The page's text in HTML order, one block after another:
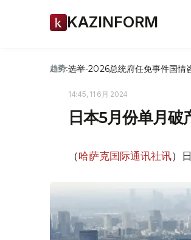
KAZINFORM
趋势:选举-2026总统府任免事件国情
14:45, 11 6月 2024
日本5月份单月
（哈萨克国际通讯社讯）